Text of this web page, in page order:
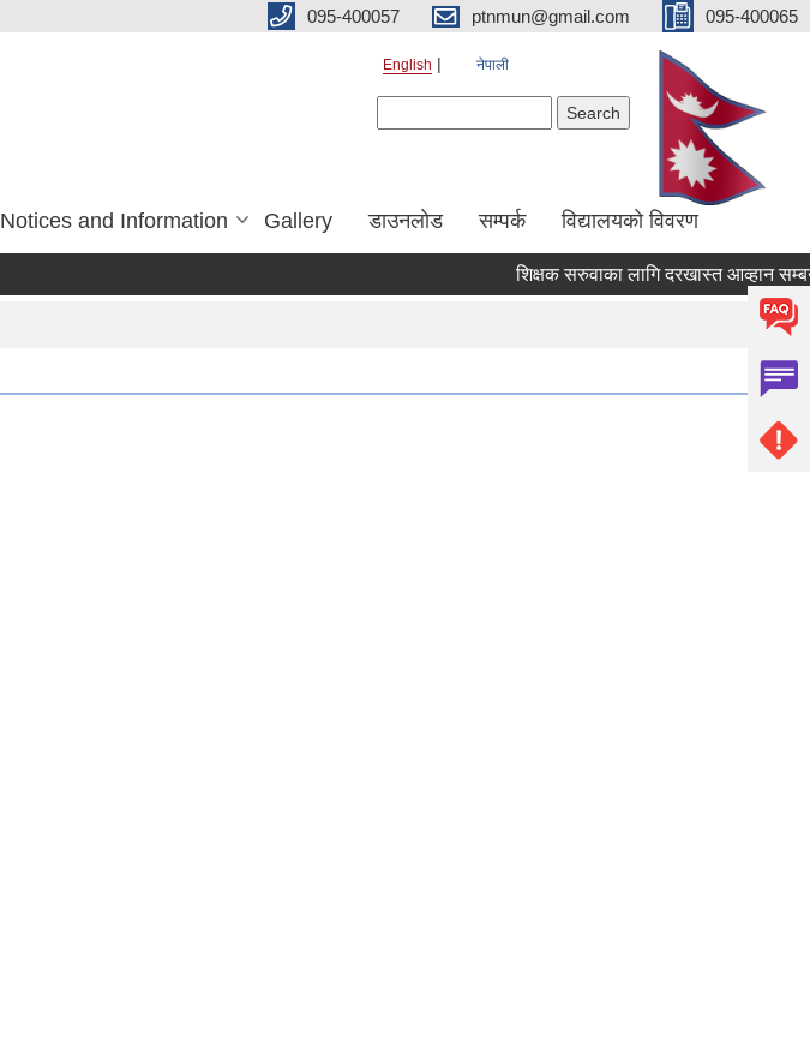
095-400057 ptnmun@gmail.com 095-400065
English नेपाली
Notices and Information Gallery डाउनलाेड सम्पर्क विद्यालयको विवरण
शिक्षक सरुवाका लागि दरखास्त आव्हान सम्बन्धी